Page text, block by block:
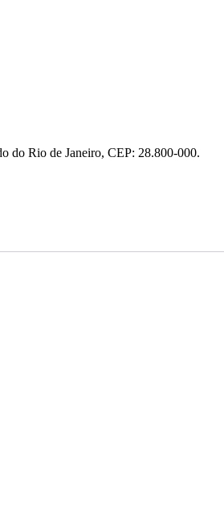
do Rio de Janeiro, CEP: 28.800-000.